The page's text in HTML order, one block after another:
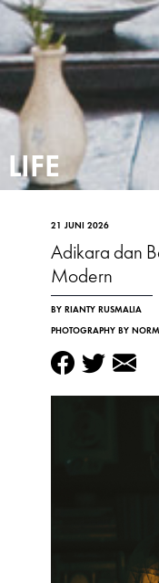
LIFE
21 JUNI 2026
Adikara dan
Modern
BY RIANTY RUSMALIA
PHOTOGRAPHY BY